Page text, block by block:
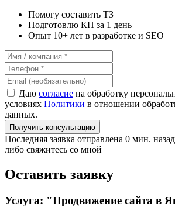
Помогу составить ТЗ
Подготовлю КП за 1 день
Опыт 10+ лет в разработке и SEO
Даю согласие на обработку
условиях Политики в отношении
данных.
Получить консультацию
Последняя заявка отправлена 0 мин. назад
либо свяжитесь со мной
Оставить заявку
Услуга: "Продвижение сайта в